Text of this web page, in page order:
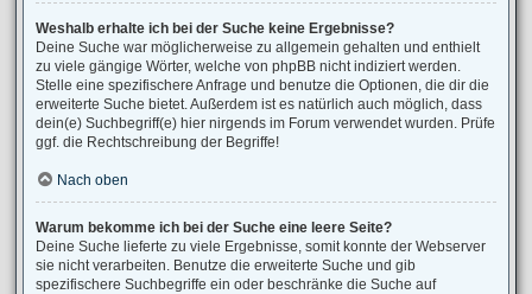
Weshalb erhalte ich bei der Suche keine Ergebnisse?
Deine Suche war möglicherweise zu allgemein gehalten und enthielt
zu viele gängige Wörter, welche von phpBB nicht indiziert werden.
Stelle eine spezifischere Anfrage und benutze die Optionen, die dir die
erweiterte Suche bietet. Außerdem ist es natürlich auch möglich, dass
dein(e) Suchbegriff(e) hier nirgends im Forum verwendet wurden. Prüfe
ggf. die Rechtschreibung der Begriffe!
Nach oben
Warum bekomme ich bei der Suche eine leere Seite?
Deine Suche lieferte zu viele Ergebnisse, somit konnte der Webserver
sie nicht verarbeiten. Benutze die erweiterte Suche und gib
spezifischere Suchbegriffe ein oder beschränke die Suche auf